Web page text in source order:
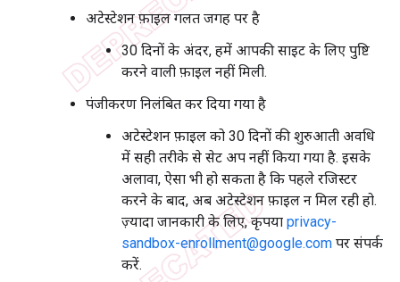
अटेस्टेशन फ़ाइल गलत जगह पर है
30 दिनों के अंदर, हमें आपकी साइट के लिए पुष्टि
करने वाली फ़ाइल नहीं मिली.
पंजीकरण निलंबित कर दिया गया है
अटेस्टेशन फ़ाइल को 30 दिनों की शुरुआती अवधि
में सही तरीके से सेट अप नहीं किया गया है. इसके
अलावा, ऐसा भी हो सकता है कि पहले रजिस्टर
करने के बाद, अब अटेस्टेशन फ़ाइल न मिल रही हो.
ज़्यादा जानकारी के लिए, कृपया privacy-
sandbox-enrollment@google.com पर संपर्क
करें.